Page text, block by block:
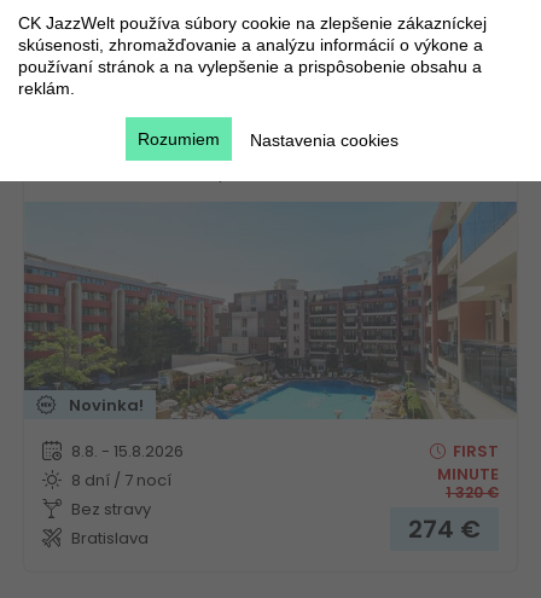
Hotel Admiral Plaza
Novinka!
8.8. - 15.8.2026
8 dní / 7 nocí
Bez stravy
Bratislava
FIRST
MINUTE
1 320€
274 €
CK JazzWelt používa súbory cookie na zlepšenie zákazníckej
skúsenosti, zhromažďovanie a analýzu informácií o výkone a
používaní stránok a na vylepšenie a prispôsobenie obsahu a
reklám.
Nastavenia cookies
Rozumiem